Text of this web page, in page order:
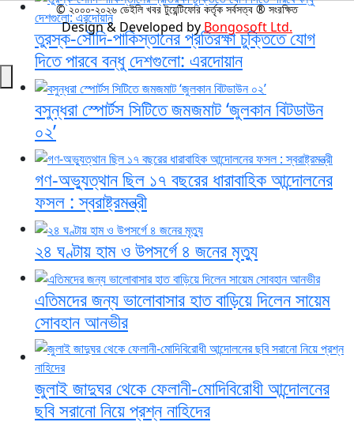
তুরস্ক-সৌদি-পাকিস্তানের প্রতিরক্ষা চুক্তিতে যোগ
দিতে পারবে বন্ধু দেশগুলো: এরদোয়ান
বসুন্ধরা স্পোর্টস সিটিতে জমজমাট ‘জুলকান বিটডাউন
০২’
গণ-অভ্যুত্থান ছিল ১৭ বছরের ধারাবাহিক আন্দোলনের
ফসল : স্বরাষ্ট্রমন্ত্রী
২৪ ঘণ্টায় হাম ও উপসর্গে ৪ জনের মৃত্যু
এতিমদের জন্য ভালোবাসার হাত বাড়িয়ে দিলেন সায়েম
সোবহান আনভীর
জুলাই জাদুঘর থেকে ফেলানী-মোদিবিরোধী আন্দোলনের
ছবি সরানো নিয়ে প্রশ্ন নাহিদের
© ২০০০-২০২৬ ডেইলি খবর টুয়েন্টিফোর কর্তৃক সর্বসত্ব ® সংরক্ষিত
Design & Developed byBongosoft Ltd.